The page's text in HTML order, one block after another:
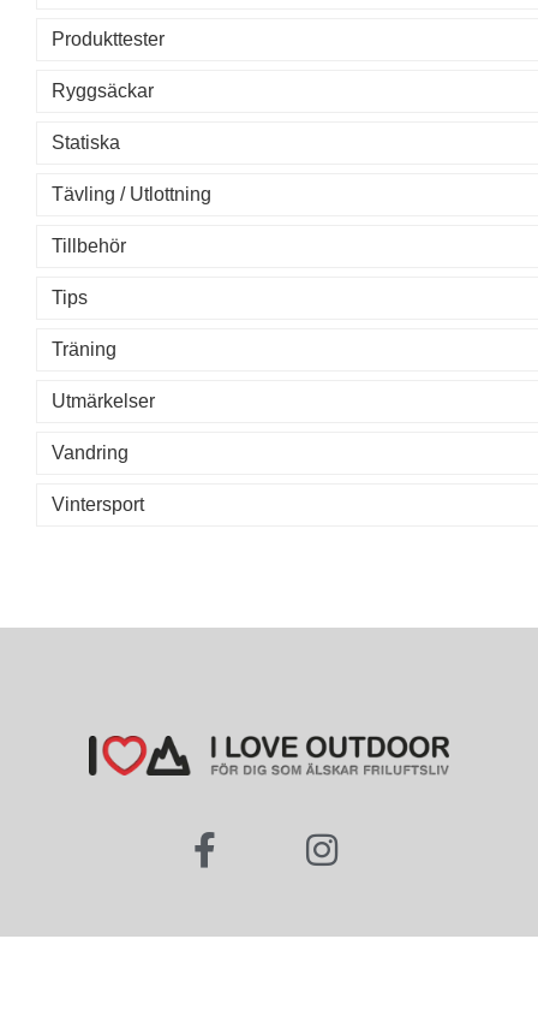
Produkttester
Ryggsäckar
Statiska
Tävling / Utlottning
Tillbehör
Tips
Träning
Utmärkelser
Vandring
Vintersport